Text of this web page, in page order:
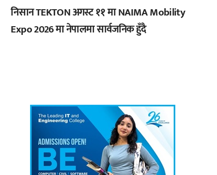
निसान TEKTON अगस्ट ११ मा NAIMA Mobility
Expo 2026 मा नेपालमा सार्वजनिक हुँदै